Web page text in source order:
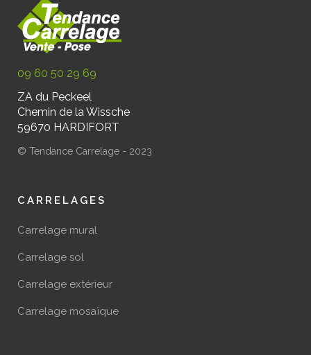
09 60 50 29 69
ZA du Peckeel
Chemin de la Wissche
59670 HARDIFORT
© Tendance Carrelage - 2023
CARRELAGES
Carrelage mural
Carrelage sol
Carrelage extérieur
Carrelage mosaïque